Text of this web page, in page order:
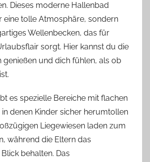
Dieses moderne Hallenbad
eine tolle Atmosphäre, sondern
Wellenbecken, das für
sorgt. Hier kannst du die
genießen und dich fühlen, als ob
es spezielle Bereiche mit flachen
denen Kinder sicher herumtollen
Liegewiesen laden zum
während die Eltern das
behalten. Das